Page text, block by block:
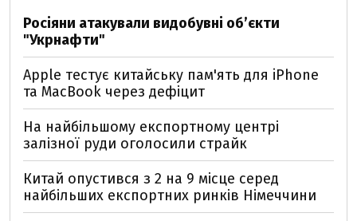
Росіяни атакували видобувні обʼєкти
"Укрнафти"
Apple тестує китайську пам'ять для iPhone
та MacBook через дефіцит
На найбільшому експортному центрі
залізної руди оголосили страйк
Китай опустився з 2 на 9 місце серед
найбільших експортних ринків Німеччини